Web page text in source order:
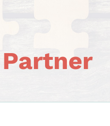
Partner